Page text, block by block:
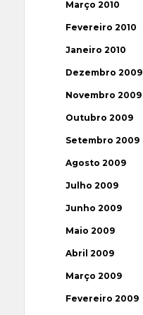
Março 2010
Fevereiro 2010
Janeiro 2010
Dezembro 2009
Novembro 2009
Outubro 2009
Setembro 2009
Agosto 2009
Julho 2009
Junho 2009
Maio 2009
Abril 2009
Março 2009
Fevereiro 2009